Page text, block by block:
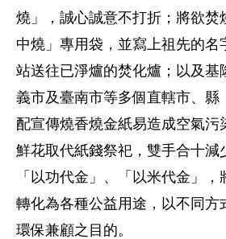
燒」，誠心誠意不打折；將欲焚
中燒」專用袋，並寫上祖先的名
站送往已淨爐的焚化爐；以及基
義市及臺南市等多個直轄市、縣
配宣傳燒香燒金紙易造成空氣污
鮮花取代紙錢祭祀，雙手合十減
「以功代金」、「以米代金」
轉化為各種公益用途，以不同方
環保兼顧之目的。